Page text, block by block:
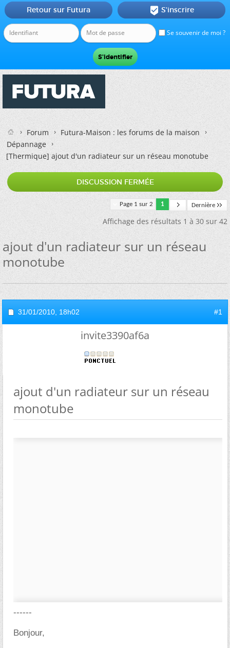
Se souvenir de moi ?
Retour sur Futura  S'inscrire
Forum
Futura-Maison : les forums de la maison
Dépannage
[Thermique]ajout d'un radiateur sur un réseau monotube
DISCUSSION FERMÉE
Page 1 sur 2 1 Dernière
Affichage des résultats 1 à 30 sur 42
ajout d'un radiateur sur un réseau
monotube
31/01/2010, 18h02 #1
invite3390af6a
ajout d'un radiateur sur un réseau
monotube
------
Bonjour,